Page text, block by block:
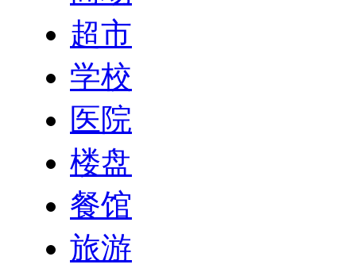
超市
学校
医院
楼盘
餐馆
旅游